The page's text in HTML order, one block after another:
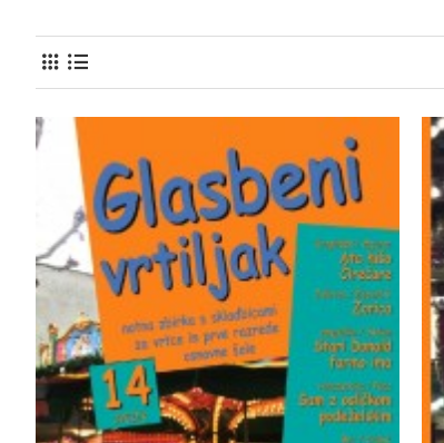
sprejemnih izpitih l. 2011 pa je na Fakulteti za
in vzporeden študij zborovskega dirigiranja pod
Leta 2012 je prevzel študentski zbor Univerze v
Ob začetku študija se je pridružil tudi
2011 kot pevec in pianist spremljal na turneji po
Marktoberdorfu, kjer je bila premierno izvedena ena
bil član Svetovnega mladinskega pevskega zbora.
Franco Ezequiel Páez živi v Ljubljani.